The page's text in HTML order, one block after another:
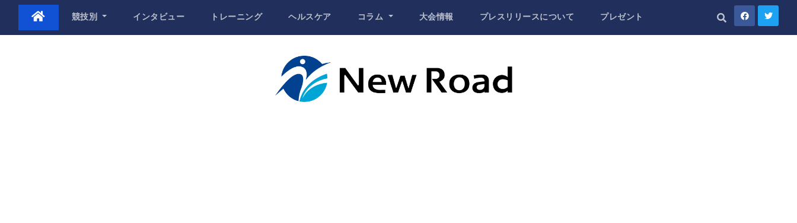
Skip
content
競技別 インタビュー トレーニング ヘルスケア コラム 大会情報 プレスリリースについて プレゼント